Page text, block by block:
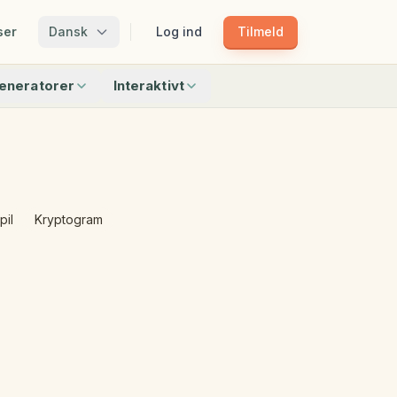
Dansk Log ind Tilmeld
Interaktivt
Matchning
Hvilken Passer Ikke
Kryptogram